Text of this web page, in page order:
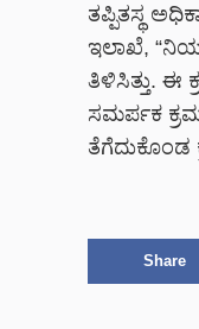
ತಪ್ಪಿತಸ್ಥ
ಇಲಾಖೆ,
ತಿಳಿಸಿತ್ತು. ಈ
ಸಮರ್ಪಕ
ತೆಗೆದುಕೊಂಡ
Share